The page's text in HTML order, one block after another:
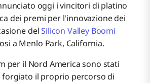
oggi i vincitori di platino
dei premi per l'innovazione dei
delSilicon Valley Boomi
a Menlo Park, California.
per il Nord America sono stati
forgiato il proprio percorso di